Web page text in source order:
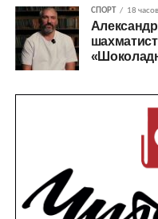
СПОРТ 18